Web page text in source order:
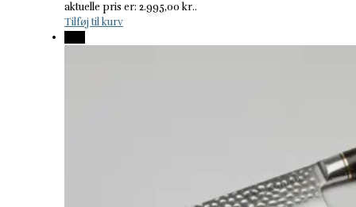
aktuelle pris er: 2.995,00 kr..
Tilføj til kurv